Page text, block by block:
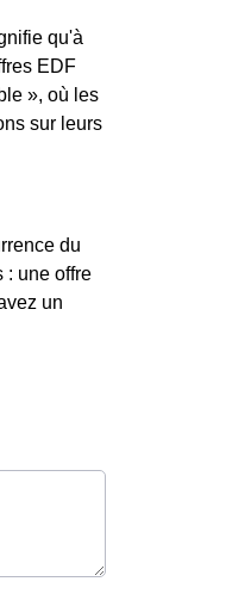
qu'à
EDF
», où les
sur leurs
du
: une offre
un